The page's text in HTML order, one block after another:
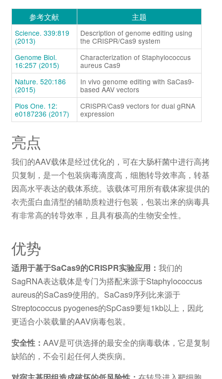
参考文献 主题
Science. 339:819
(2013)
Description of genome editing using
the CRISPR/Cas9 system
Genome Biol.
16:257 (2015)
Characterization of Staphylococcus
aureus Cas9
Nature. 520:186
(2015)
In vivo genome editing with SaCas9-
based AAV vectors
Plos One. 12:
e0187236 (2017)
CRISPR/Cas9 vectors for dual gRNA
expression
亮点
我们的AAV载体是经过优化的，可在大肠杆菌中进行高拷
贝复制，是一个包装病毒滴度高，细胞转导效率高，转基
因高水平表达的载体系统。该载体可用所有载体家提供的
衣壳蛋白血清型的辅助质粒进行包装，包装出来的病毒具
有非常高的转导效率，且具有极高的生物安全性。
优势
适用于基于SaCas9的CRISPR实验应用： 我们的
SagRNA表达载体是专门为搭配来源于Staphylococcus
aureus的SaCas9使用的。SaCas9序列比来源于
Streptococcus pyogenes的SpCas9要短1kb以上，因此
更适合小装载量的AAV病毒包装。
安全性： AAV是可供选择的最安全的病毒载体，它是复制
缺陷的，不会引起任何人类疾病。